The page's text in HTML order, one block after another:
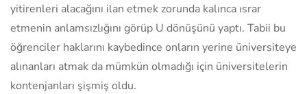
yitirenleri alacağını ilan etmek zorunda kalınca ısrar
etmenin anlamsızlığını görüp U dönüşünü yaptı. Tabii bu
öğrenciler haklarını kaybedince onların yerine üniversiteye
alınanları atmak da mümkün olmadığı için üniversitelerin
kontenjanları şişmiş oldu.